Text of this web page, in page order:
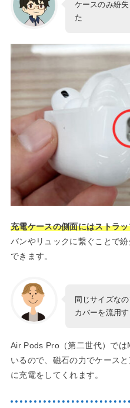
ケースのみ紛
た
充電ケースの側面にはストラ
バンやリュックに繋ぐことで
できます。
同じサイズな
カバーを流用
Air Pods Pro（第二世代）で
いるので、磁石の力でケース
に充電をしてくれます。